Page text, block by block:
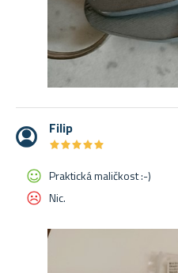
Filip
★★★★★
★★★★★
Praktická maličkost :-)
Nic.